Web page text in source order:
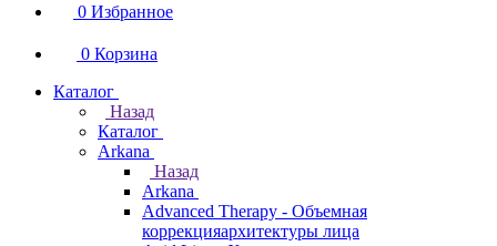
0 Избранное
0 Корзина
Каталог
Назад
Каталог
Arkana
Назад
Arkana
Advanced Therapy - Объемная
коррекцияархитектуры лица